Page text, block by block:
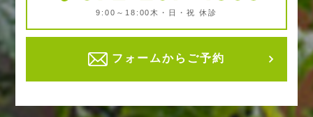
9:00～18:00 木・日・祝 休診
フォームからご予約